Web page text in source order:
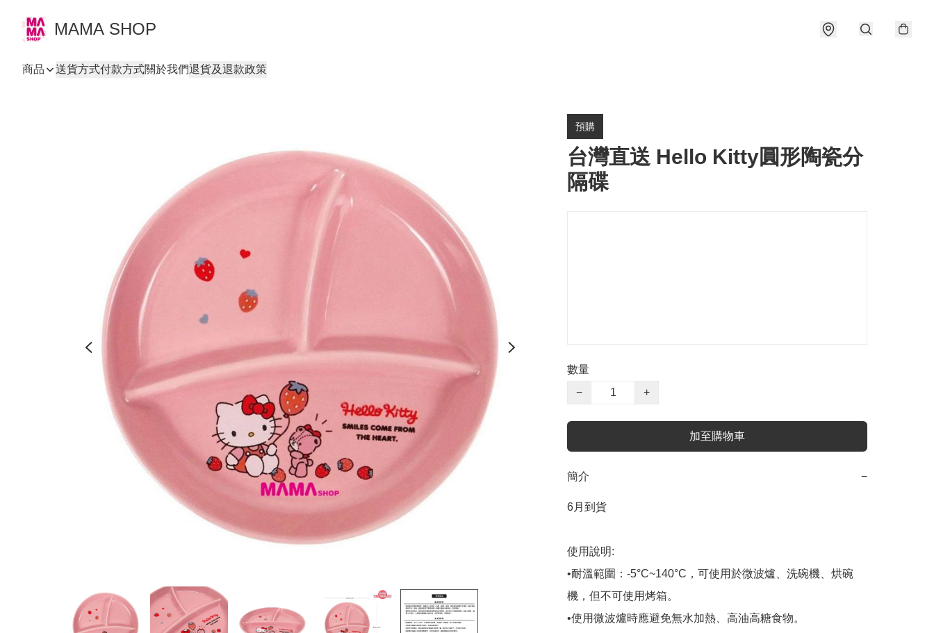
MAMA SHOP
商品 送貨方式付款方式關於我們退貨及退款政策
預購
台灣直送 Hello Kitty圓形陶瓷分
隔碟
數量
−
+
加至購物車
簡介 −
6月到貨
使用說明:
•耐溫範圍：-5°C~140°C，可使用於微波爐、洗碗機、烘碗
機，但不可使用烤箱。
•使用微波爐時應避免無水加熱、高油高糖食物。